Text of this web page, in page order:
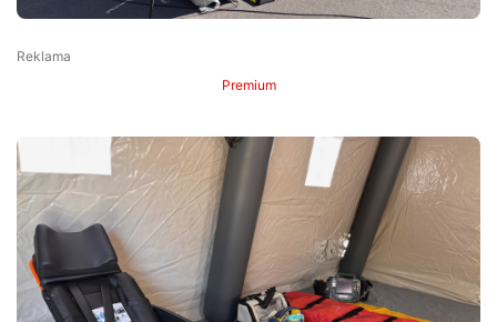
Premium